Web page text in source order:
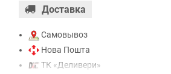
Доставка
Самовывоз
Нова Пошта
ТК «Деливери»